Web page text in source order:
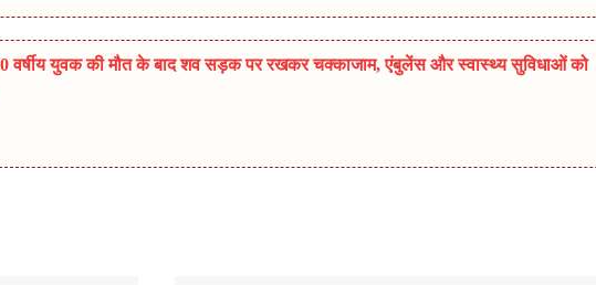
वर्षीय युवक की मौत के बाद शव सड़क पर रखकर चक्काजाम, एंबुलेंस और स्वास्थ्य सुविधाओं को